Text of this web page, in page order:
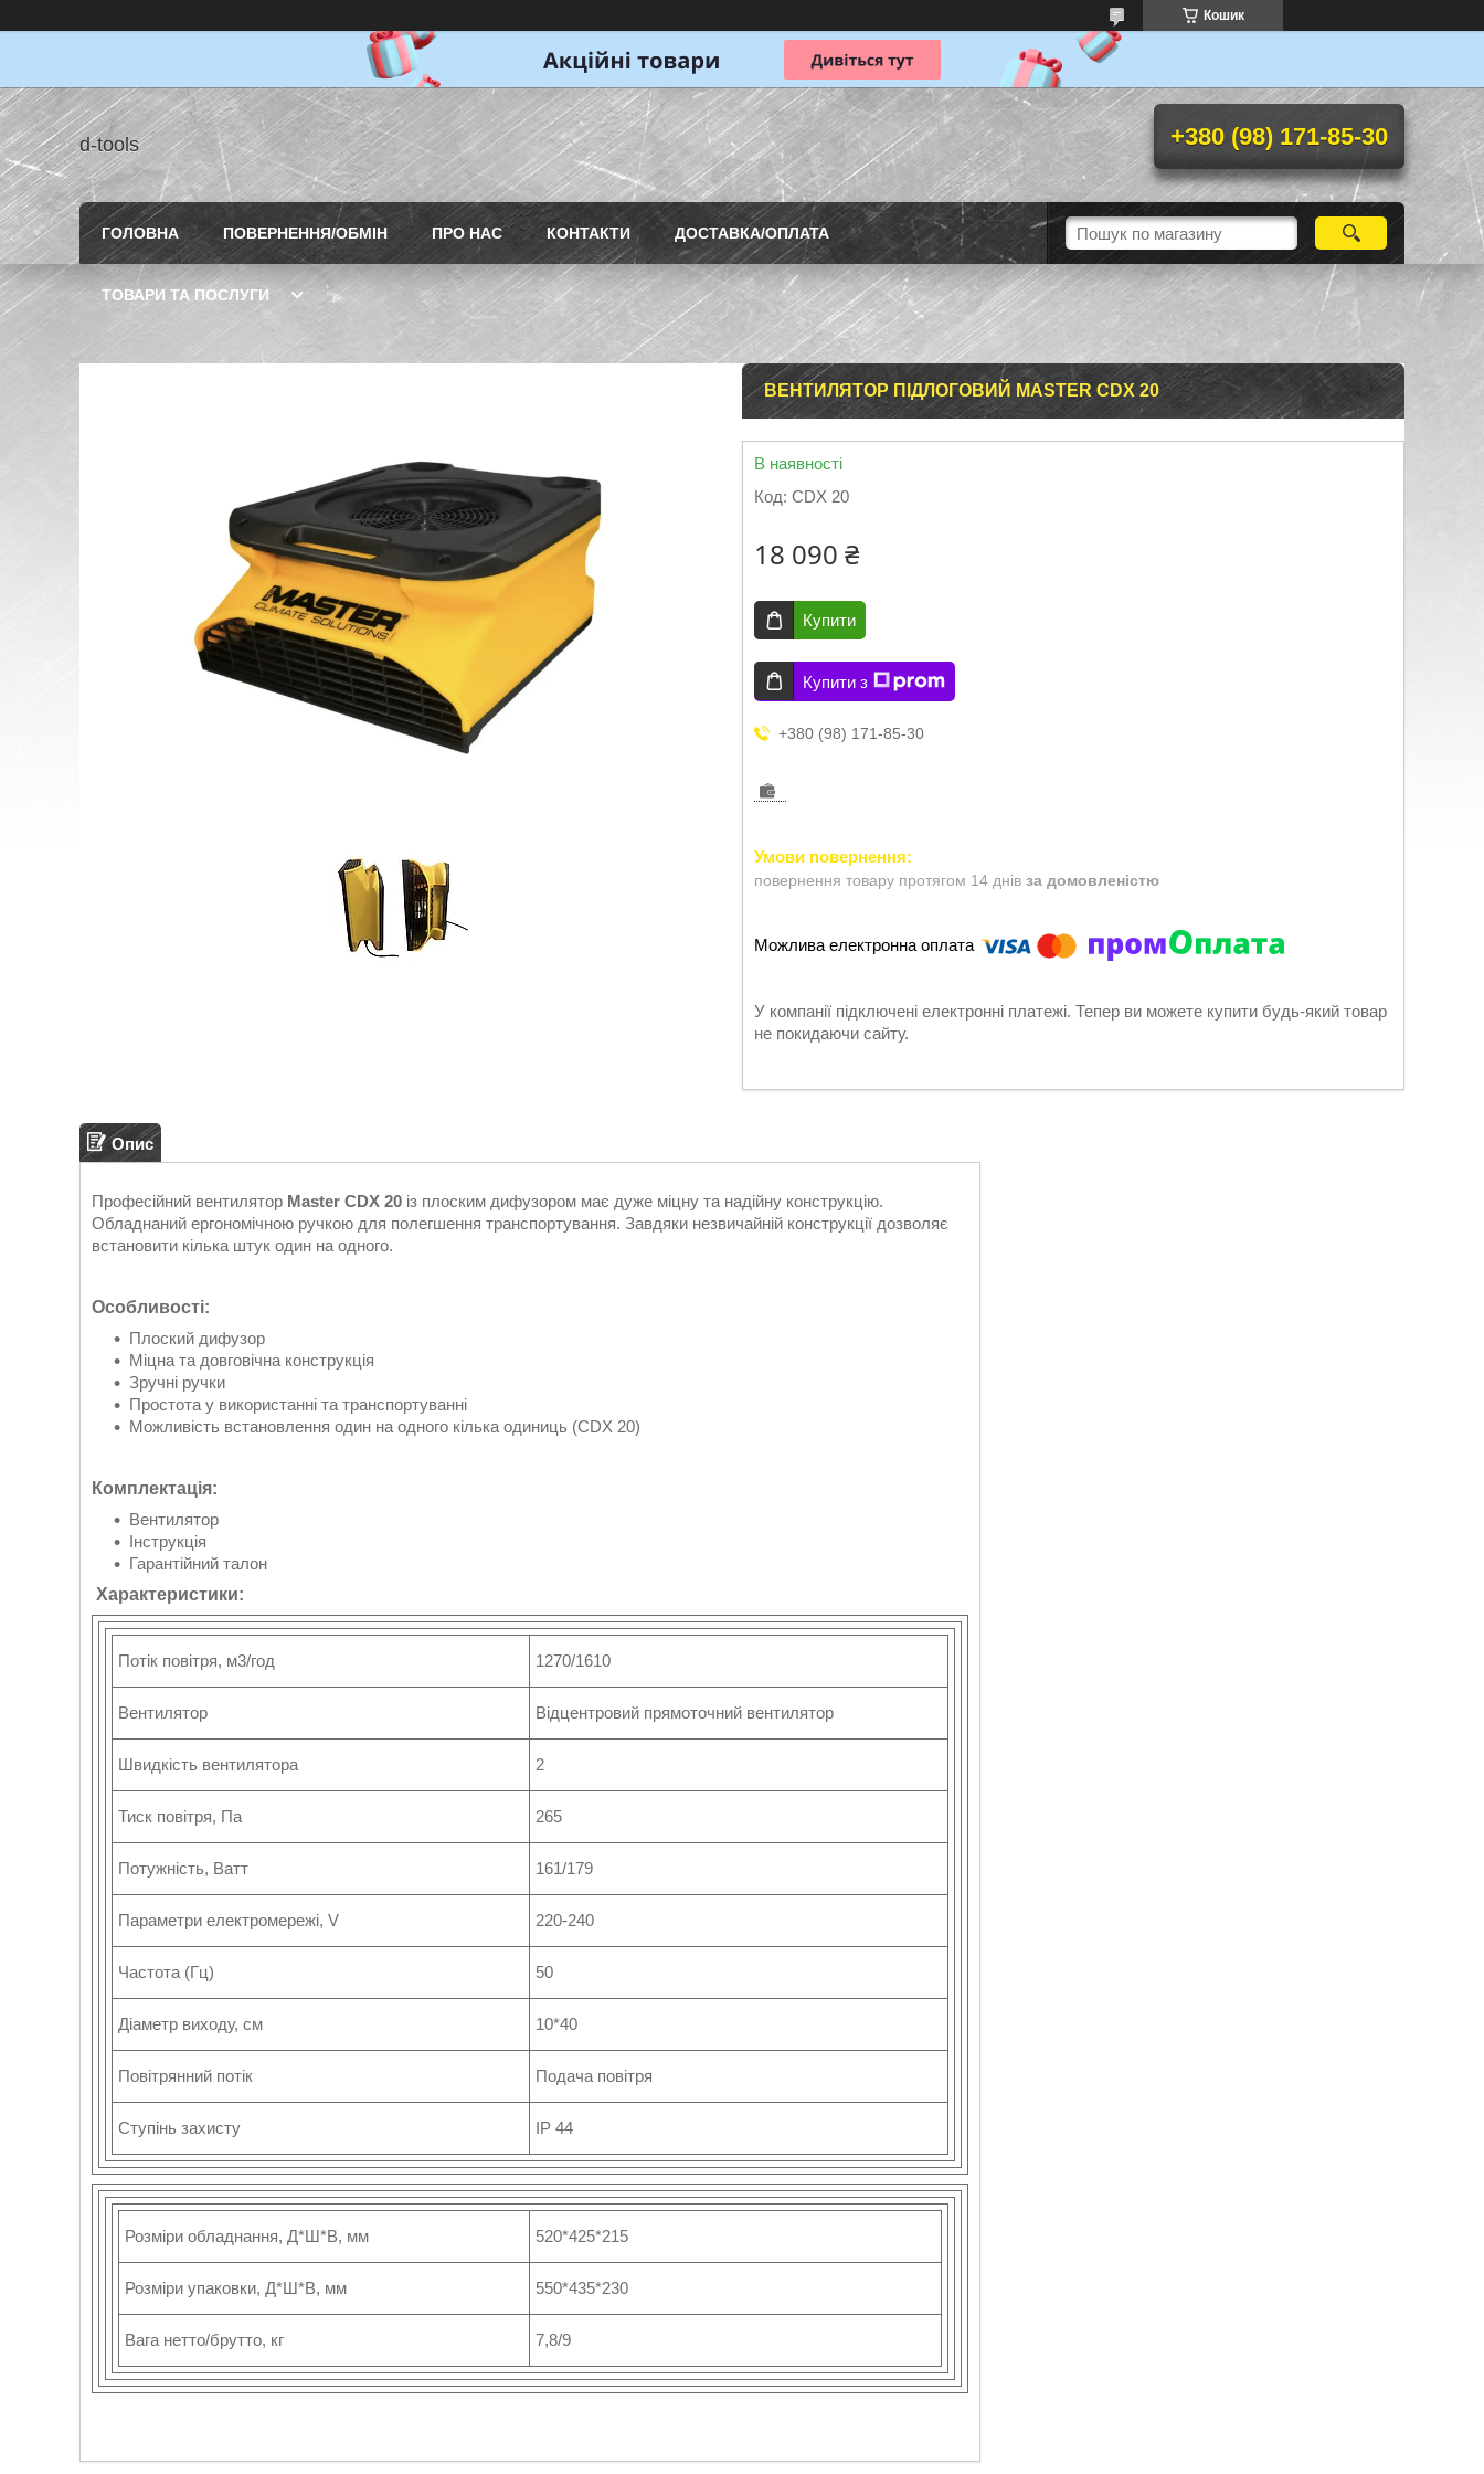
Кошик
d-tools +380 (98) 171-85-30
ГОЛОВНА ПОВЕРНЕННЯ/ОБМІН ПРО НАС КОНТАКТИ ДОСТАВКА/ОПЛАТА
ТОВАРИ ТА ПОСЛУГИ
ВЕНТИЛЯТОР ПІДЛОГОВИЙ MASTER CDX 20
В наявності
Код: CDX 20
18 090 ₴
Купити
Купити з
+380 (98) 171-85-30
повернення товару протягом 14 днів за домовленістю
У компанії підключені електронні платежі. Тепер ви можете купити будь-який товар
не покидаючи сайту.
Опис
Професійний вентилятор Master CDX 20 із плоским дифузором має дуже міцну та надійну конструкцію.
Обладнаний ергономічною ручкою для полегшення транспортування. Завдяки незвичайній конструкції дозволяє
встановити кілька штук один на одного.
Особливості:
Плоский дифузор
Міцна та довговічна конструкція
Зручні ручки
Простота у використанні та транспортуванні
Можливість встановлення один на одного кілька одиниць (CDX 20)
Комплектація:
Вентилятор
Інструкція
Гарантійний талон
Характеристики:
Потік повітря, м3/год 1270/1610
Вентилятор Відцентровий прямоточний вентилятор
Швидкість вентилятора 2
Тиск повітря, Па 265
Потужність, Ватт 161/179
Параметри електромережі, V 220-240
Частота (Гц) 50
Діаметр виходу, см 10*40
Повітрянний потік Подача повітря
Ступінь захисту IP 44
Розміри обладнання, Д*Ш*В, мм 520*425*215
Розміри упаковки, Д*Ш*В, мм 550*435*230
Вага нетто/брутто, кг 7,8/9